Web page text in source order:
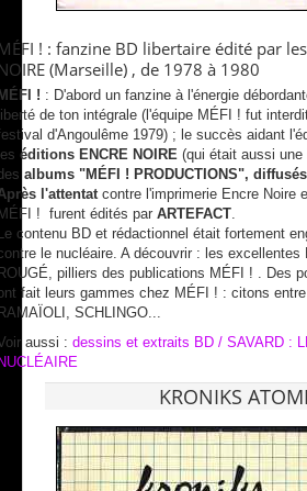
! : fanzine BD libertaire édité par
(Marseille) , de 1978 à 1980
! : D'abord un fanzine à l'énergie
de ton intégrale (l'équipe MÉFI ! fut
d'Angoulême 1979) ; le succès aidant
éditions ENCRE NOIRE (qui était aussi
albums "MÉFI ! PRODUCTIONS",
l'attentatcontre l'imprimerie Encre Noire
! furent édités par ARTEFACT.
contenu BD et rédactionnel était fortement
le nucléaire. A découvrir : les excellentes
pilliers des publications MÉFI ! . Des
fait leurs gammes chez MÉFI ! : citons
SCHLINGO...
aussi : dessins et extraits BD / SAVARD :
KRONIKS